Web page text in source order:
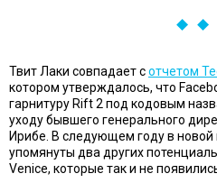
Твит Лаки совпадает сотчетом
котором утверждалось, что
гарнитуру Rift 2 под кодовым
уходу бывшего генерального
Ирибе. В следующем году в новой
упомянуты два других
Venice, которые так и не